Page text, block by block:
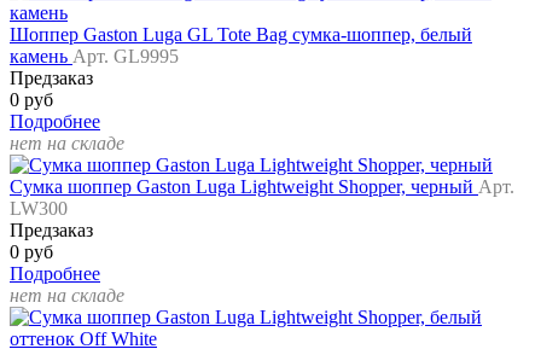
Шоппер Gaston Luga GL Tote Bag сумка-шоппер, белый
камень Арт. GL9995
Предзаказ
0 руб
Подробнее
нет на складе
Сумка шоппер Gaston Luga Lightweight Shopper, черный Арт.
LW300
Предзаказ
0 руб
Подробнее
нет на складе